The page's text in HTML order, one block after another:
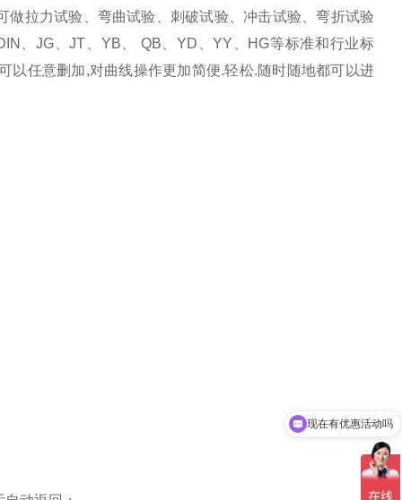
拉力试验、弯曲试验、刺破试验、冲击试验、弯折试验
、JG、JT、YB、 QB、YD、YY、HG等标准和行业标
以任意删加,对曲线操作更加简便.轻松.随时随地都可以进
现在有优惠活动吗